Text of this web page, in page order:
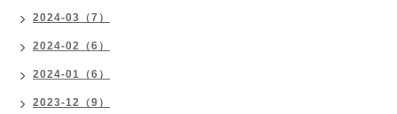
2024-03（7）
2024-02（6）
2024-01（6）
2023-12（9）